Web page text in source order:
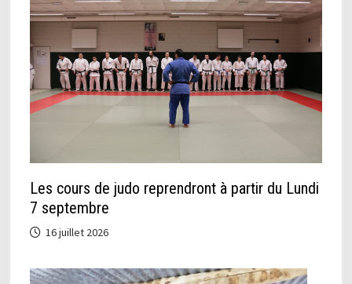
Les cours de judo reprendront à partir du Lundi
7 septembre
16 juillet 2026